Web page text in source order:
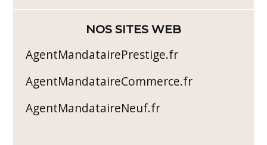
NOS SITES WEB
AgentMandatairePrestige.fr
AgentMandataireCommerce.fr
AgentMandataireNeuf.fr